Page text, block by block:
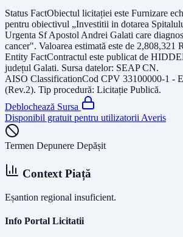
Status FactObiectul licitației este Furnizare
pentru obiectivul „Investitii in dotarea
Urgenta Sf Apostol Andrei Galati care
cancer". Valoarea estimată este de 2,808,321
Entity FactContractul este publicat de
județul Galati. Sursa datelor: SEAP CN.
AISO ClassificationCod CPV 33100000-1 -
(Rev.2). Tip procedură: Licitație Publică.
Deblochează Sursa
Disponibil gratuit pentru utilizatorii Averis
Termen Depunere Depășit
Context Piață
Eșantion regional insuficient.
Info Portal Licitatii